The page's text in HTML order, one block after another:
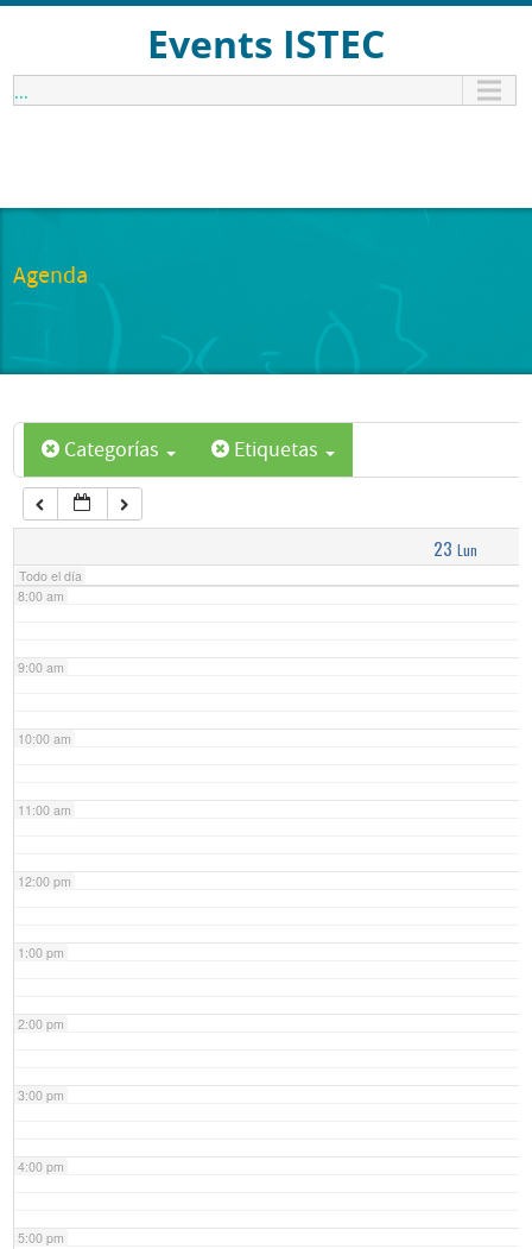
Events ISTEC
...
Agenda
Categorías Etiquetas
23 Lun
Todo el día
1:00 am
6:00 am
7:00 am
8:00 am
9:00 am
10:00 am
11:00 am
12:00 pm
1:00 pm
2:00 pm
3:00 pm
4:00 pm
5:00 pm